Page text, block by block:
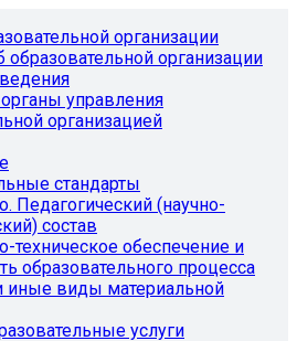
организации
образовательной организации
управления
организацией
стандарты
Педагогический (научно-
состав
техническое обеспечение и
образовательного процесса
иные виды материальной
услуги